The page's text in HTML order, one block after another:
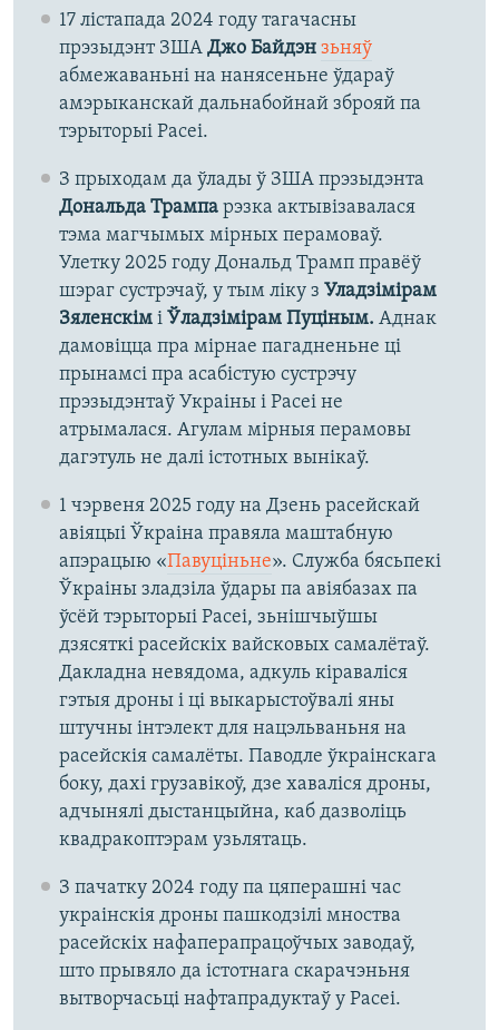
17 лістапада 2024 году тагачасны
прэзыдэнт ЗША Джо Байдэн зьняў
абмежаваньні на нанясеньне ўдараў
амэрыканскай дальнабойнай зброяй па
тэрыторыі Расеі.
З прыходам да ўлады ў ЗША прэзыдэнта
Дональда Трампарэзка актывізавалася
тэма магчымых мірных перамоваў.
Улетку 2025 году Дональд Трамп правёў
шэраг сустрэчаў, у тым ліку з Уладзімірам
Зяленскімі Ўладзімірам Пуціным. Аднак
дамовіцца пра мірнае пагадненьне ці
прынамсі пра асабістую сустрэчу
прэзыдэнтаў Украіны і Расеі не
атрымалася. Агулам мірныя перамовы
дагэтуль не далі істотных вынікаў.
1 чэрвеня 2025 году на Дзень расейскай
авіяцыі Ўкраіна правяла маштабную
апэрацыю «Павуціньне». Служба бясьпекі
Ўкраіны зладзіла ўдары па авіябазах па
ўсёй тэрыторыі Расеі, зьнішчыўшы
дзясяткі расейскіх вайсковых самалётаў.
Дакладна невядома, адкуль кіраваліся
гэтыя дроны і ці выкарыстоўвалі яны
штучны інтэлект для нацэльваньня на
расейскія самалёты. Паводле ўкраінскага
боку, дахі грузавікоў, дзе хаваліся дроны,
адчынялі дыстанцыйна, каб дазволіць
квадракоптэрам узьлятаць.
З пачатку 2024 году па цяперашні час
украінскія дроны пашкодзілі мноства
расейскіх нафаперапрацоўчых заводаў,
што прывяло да істотнага скарачэньня
вытворчасьці нафтапрадуктаў у Расеі.